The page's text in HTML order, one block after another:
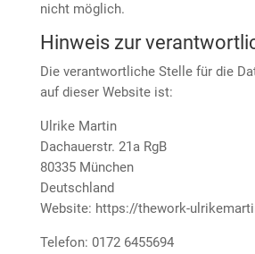
nicht möglich.
Hinweis zur
Die verantwortliche Stelle für die
auf dieser Website ist:
Ulrike Martin
Dachauerstr. 21a RgB
80335 München
Deutschland
Website: https://thework-
Telefon: 0172 6455694